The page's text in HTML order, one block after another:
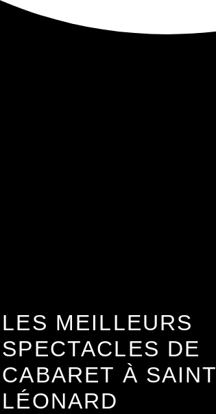
LES MEILLEURS
SPECTACLES DE
CABARET À
LÉONARD